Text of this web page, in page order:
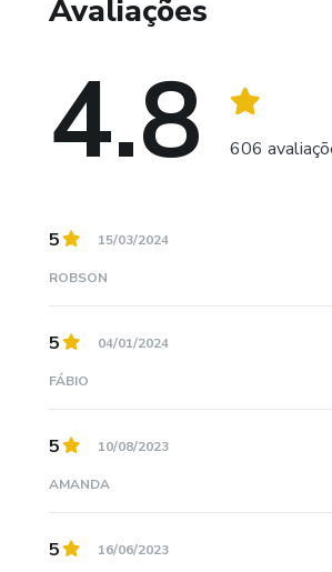
Avaliações
4.8 606
5 15/03/2024
ROBSON
5 04/01/2024
FÁBIO
5 10/08/2023
AMANDA
5 16/06/2023